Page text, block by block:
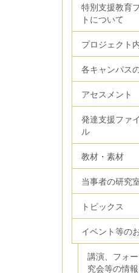
特別支援教育
トについて
プロジェクト
各キャンパス
アセスメント
発達支援ファ
ル
教材・素材
当事者の研究
トピックス
イベント等の
講演、フォ
究会等の情